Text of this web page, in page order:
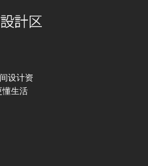
设计资
懂生活